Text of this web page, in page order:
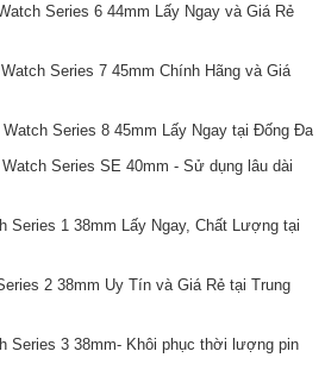
Series 6 44mm Lấy Ngay và Giá Rẻ
Series 7 45mm Chính Hãng và Giá
Series 8 45mm Lấy Ngay tại Đống Đa
Series SE 40mm - Sử dụng lâu dài
Series 1 38mm Lấy Ngay, Chất Lượng tại
2 38mm Uy Tín và Giá Rẻ tại Trung
Series 3 38mm- Khôi phục thời lượng pin